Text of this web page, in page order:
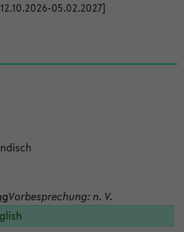
05.02.2027]
Vorbesprechung: n. V.